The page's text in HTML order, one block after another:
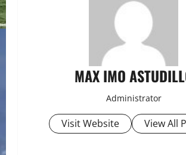
MAX IMO
Administrator
Visit Website View All